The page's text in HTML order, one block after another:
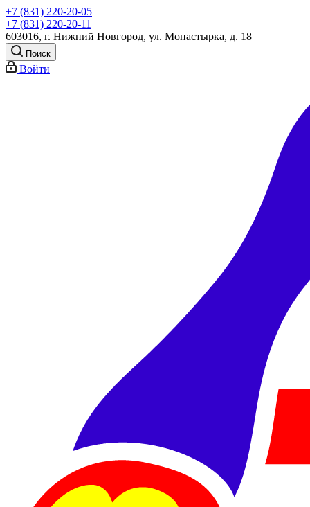
+7 (831) 220-20-05
+7 (831) 220-20-11
603016, г. Нижний Новгород, ул. Монастырка, д. 18
Поиск
Войти